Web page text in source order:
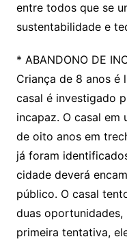
entre todos que se
sustentabilidade e
* ABANDONO DE
Criança de 8 anos é
casal é investigado
incapaz. O casal
de oito anos em
já foram
cidade deverá
público. O casal
duas oportunidades,
primeira tentativa,